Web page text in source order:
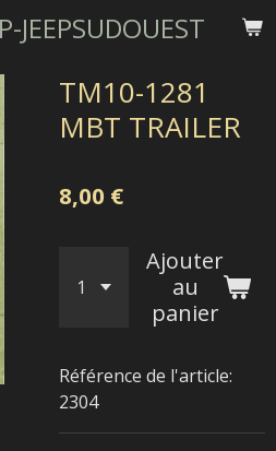
JEEPSUDOUEST
TM10-1281
MBT TRAILER
8,00 €
Ajouter
au
panier
Référence de l'article:
2304